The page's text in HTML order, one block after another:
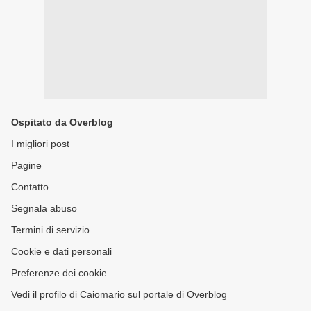
Ospitato da Overblog
I migliori post
Pagine
Contatto
Segnala abuso
Termini di servizio
Cookie e dati personali
Preferenze dei cookie
Vedi il profilo di Caiomario sul portale di Overblog